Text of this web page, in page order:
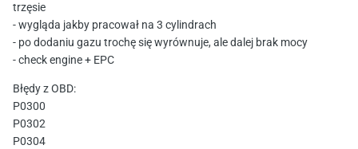
trzęsie
- wygląda jakby pracował na 3 cylindrach
- po dodaniu gazu trochę się wyrównuje, ale dalej brak mocy
- check engine + EPC
Błędy z OBD:
P0300
P0302
P0304